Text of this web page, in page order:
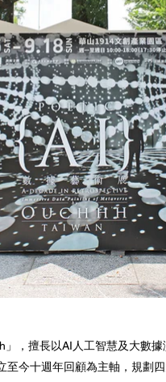
，擅長以AI人工智慧及大數
今十週年回顧為主軸，規劃